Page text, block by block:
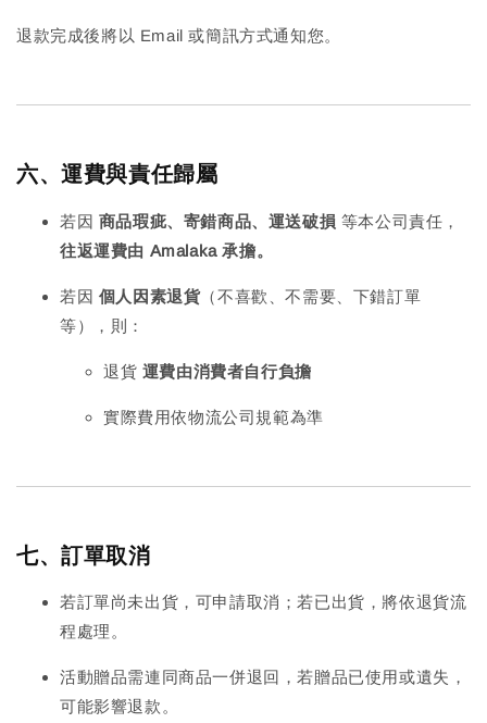
退款完成後將以 Email 或簡訊方式通知您。
六、運費與責任歸屬
若因 商品瑕疵、寄錯商品、運送破損 等本公司責任，
往返運費由 Amalaka 承擔。
若因 個人因素退貨（不喜歡、不需要、下錯訂單
等），則：
退貨 運費由消費者自行負擔
實際費用依物流公司規範為準
七、訂單取消
若訂單尚未出貨，可申請取消；若已出貨，將依退貨流
程處理。
活動贈品需連同商品一併退回，若贈品已使用或遺失，
可能影響退款。